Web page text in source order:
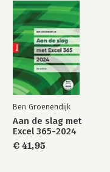
Ben Groenendijk
Aan de slag met
Excel 365-2024
€ 41,95